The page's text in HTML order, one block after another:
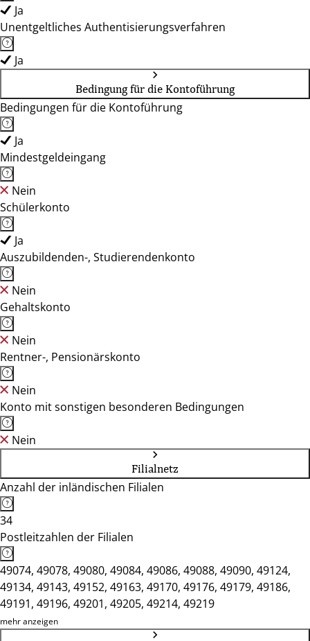
Ja
Unentgeltliches Authentisierungsverfahren
Ja
Bedingung für die Kontoführung
Bedingungen für die Kontoführung
Ja
Mindestgeldeingang
Nein
Schülerkonto
Ja
Auszubildenden-, Studierendenkonto
Nein
Gehaltskonto
Nein
Rentner-, Pensionärskonto
Nein
Konto mit sonstigen besonderen Bedingungen
Nein
Filialnetz
Anzahl der inländischen Filialen
34
Postleitzahlen der Filialen
49074, 49078, 49080, 49084, 49086, 49088, 49090, 49124,
49134, 49143, 49152, 49163, 49170, 49176, 49179, 49186,
49191, 49196, 49201, 49205, 49214, 49219
mehr anzeigen